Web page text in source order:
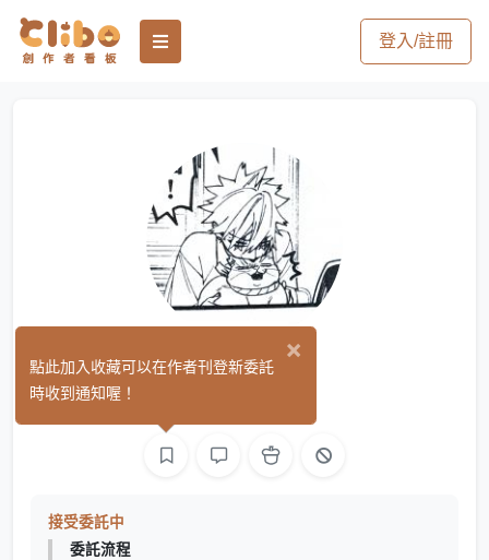
登入/註冊
幽谷透
接受委託中
委託流程
×
點此加入收藏可以在作者刊登新委託
時收到通知喔！